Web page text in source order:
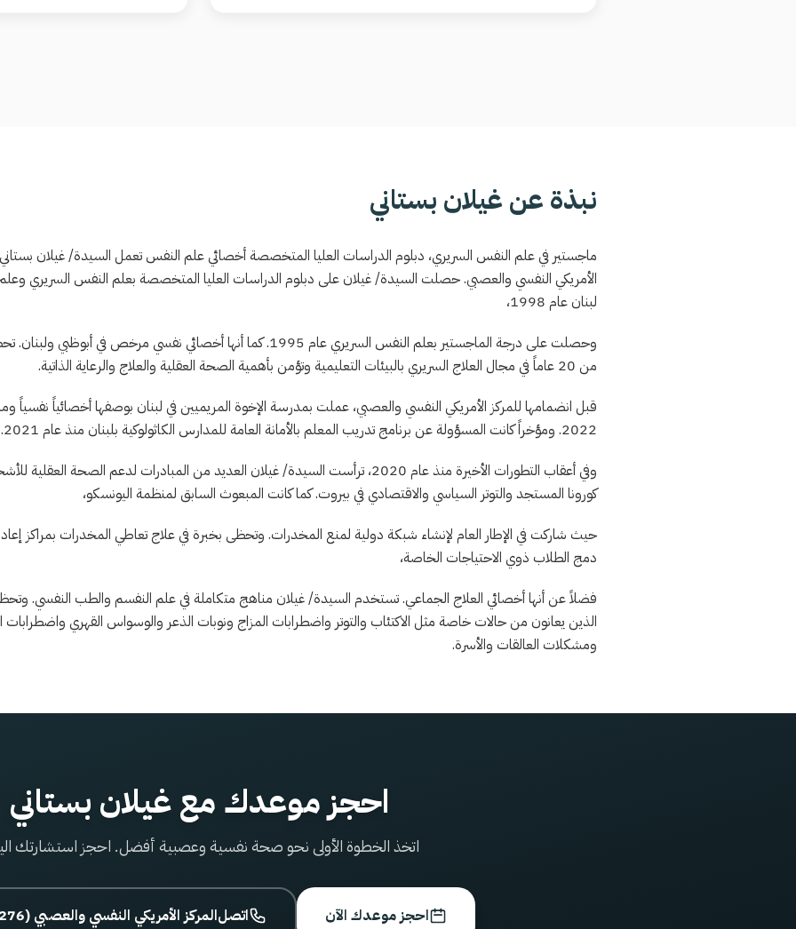
نبذة عن غيلان بستاني
ماجستير في علم النفس السريري، دبلوم الدراسات العليا المتخصصة أخصائي علم النفس تعمل السيدة/ غيلان بستاني
الأمريكي النفسي والعصبي. حصلت السيدة/ غيلان على دبلوم الدراسات العليا المتخصصة بعلم النفس السريري
لبنان عام 1998،
وحصلت على درجة الماجستير بعلم النفس السريري عام 1995. كما أنها أخصائي نفسي
من 20 عاماً في مجال العلاج السريري بالبيئات التعليمية وتؤمن بأهمية الصحة العقلية والعلاج والرعاية الذاتية.
2022. ومؤخراً كانت المسؤولة عن برنامج تدريب المعلم بالأمانة العامة للمدارس الكاثولوكية بلبنان منذ عام 2021.
وفي أعقاب التطورات الأخيرة منذ عام 2020، ترأست السيدة/ غيلان العديد من المبادرات لدعم
كورونا المستجد والتوتر السياسي والاقتصادي في بيروت. كما كانت المبعوث السابق لمنظمة اليونسكو،
حيث شاركت في الإطار العام لإنشاء شبكة دولية لمنع المخدرات. وتحظى بخبرة في علاج تعاطي المخدرات بمراكز
دمج الطلاب ذوي الاحتياجات الخاصة،
فضلاً عن أنها أخصائي العلاج الجماعي. تستخدم السيدة/ غيلان مناهج متكاملة في علم النفسم والطب النفسي.
الذين يعانون من حالات خاصة مثل الاكتئاب والتوتر واضطرابات المزاج ونوبات الذعر والوسواس القهري
ومشكلات العالقات والأسرة.
احجز موعدك مع غيلان بستاني
اتخذ الخطوة الأولى نحو صحة نفسية وعصبية أفضل. احجز استشارتك
احجز موعدك الآن اتصل800 المركز الأمريكي النفسي والعصبي (2276)